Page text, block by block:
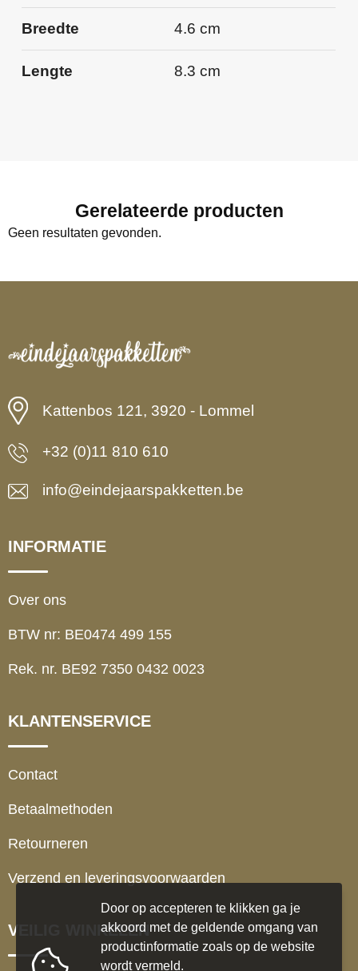
Breedte 4.6 cm
Lengte 8.3 cm
Gerelateerde producten
Geen resultaten gevonden.
Kattenbos 121, 3920 - Lommel
+32 (0)11 810 610
info@eindejaarspakketten.be
INFORMATIE
Over ons
BTW nr: BE0474 499 155
Rek. nr. BE92 7350 0432 0023
KLANTENSERVICE
Contact
Betaalmethoden
Retourneren
Verzend en leveringsvoorwaarden
VEILIG WINKELEN
Door op accepteren te klikken ga je
akkoord met de geldende omgang van
productinformatie zoals op de website
wordt vermeld.